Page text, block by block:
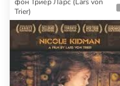
фон Триер Ларс (Lars von
Trier)